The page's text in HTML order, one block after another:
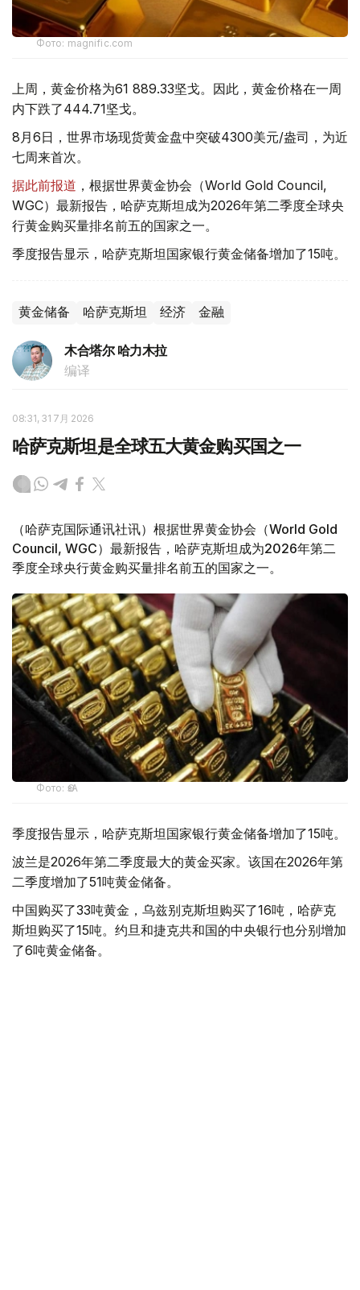
Фото: magnific.com
上周，黄金价格为61 889.33坚戈。因此，黄金价格在一周
内下跌了444.71坚戈。
8月6日，世界市场现货黄金盘中突破4300美元/盎司，为近
七周来首次。
据此前报道 ，根据世界黄金协会（World Gold Council,
WGC）最新报告，哈萨克斯坦成为2026年第二季度全球央
行黄金购买量排名前五的国家之一。
季度报告显示，哈萨克斯坦国家银行黄金储备增加了15吨。
黄金储备 哈萨克斯坦 经济 金融
木合塔尔 哈力木拉
编译
08:31, 31 7月 2026
哈萨克斯坦是全球五大黄金购买国之一
（哈萨克国际通讯社讯）根据世界黄金协会（World Gold
Council, WGC）最新报告，哈萨克斯坦成为2026年第二
季度全球央行黄金购买量排名前五的国家之一。
Фото: ӨзА
季度报告显示，哈萨克斯坦国家银行黄金储备增加了15吨。
波兰是2026年第二季度最大的黄金买家。该国在2026年第
二季度增加了51吨黄金储备。
中国购买了33吨黄金，乌兹别克斯坦购买了16吨，哈萨克
斯坦购买了15吨。约旦和捷克共和国的中央银行也分别增加
了6吨黄金储备。